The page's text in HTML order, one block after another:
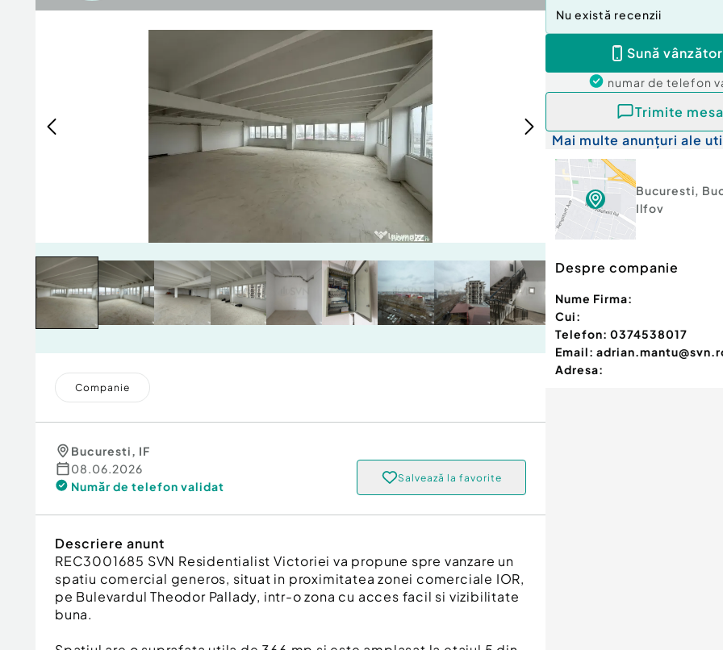
Companie
Bucuresti, IF
08.06.2026
Număr de telefon validat
Salvează la favorite
Descriere anunt
REC3001685 SVN Residentialist Victoriei va propune spre vanzare un
spatiu comercial generos, situat in proximitatea zonei comerciale IOR,
pe Bulevardul Theodor Pallady, intr-o zona cu acces facil si vizibilitate
buna.
Nu există recenzii
Sună
numar de telefon
Trimite
Mai multe anunțuri ale
Bucuresti,
Ilfov
Despre companie
Nume Firma:
Cui:
Telefon: 0374538017
Email:
Adresa: